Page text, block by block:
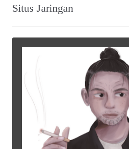
Situs Jaringan